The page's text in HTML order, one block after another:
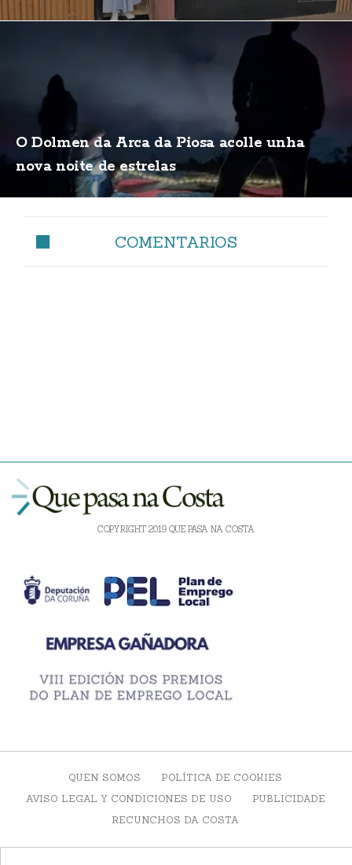
O Dolmen da Arca da Piosa acolle unha
nova noite de estrelas
COMENTARIOS
COPYRIGHT 2019 QUE PASA NA COSTA
QUEN SOMOS
POLÍTICA DE COOKIES
AVISO LEGAL Y CONDICIONES DE USO
PUBLICIDADE
RECUNCHOS DA COSTA